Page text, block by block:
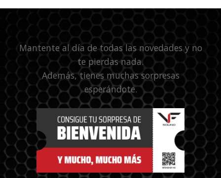
Mantente al día de todas las novedades y no
te pierdas nada.
Además, tienes muchas sorpresas
esperándote.